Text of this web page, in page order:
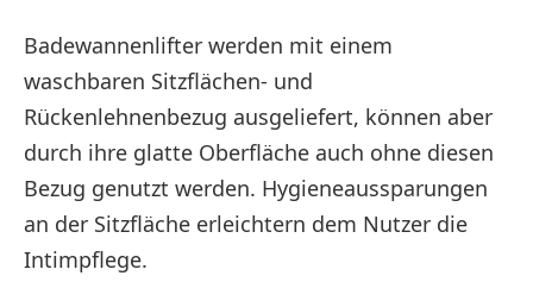
Badewannenlifter werden mit einem
waschbaren Sitzflächen- und
Rückenlehnenbezug ausgeliefert, können aber
durch ihre glatte Oberfläche auch ohne diesen
Bezug genutzt werden. Hygieneaussparungen
an der Sitzfläche erleichtern dem Nutzer die
Intimpflege.